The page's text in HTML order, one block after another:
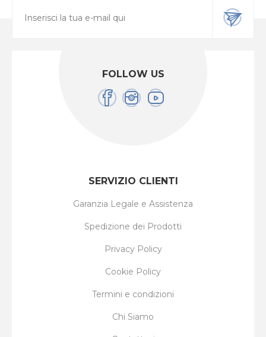
FOLLOW US
SERVIZIO CLIENTI
Garanzia Legale e Assistenza
Spedizione dei Prodotti
Privacy Policy
Cookie Policy
Termini e condizioni
Chi Siamo